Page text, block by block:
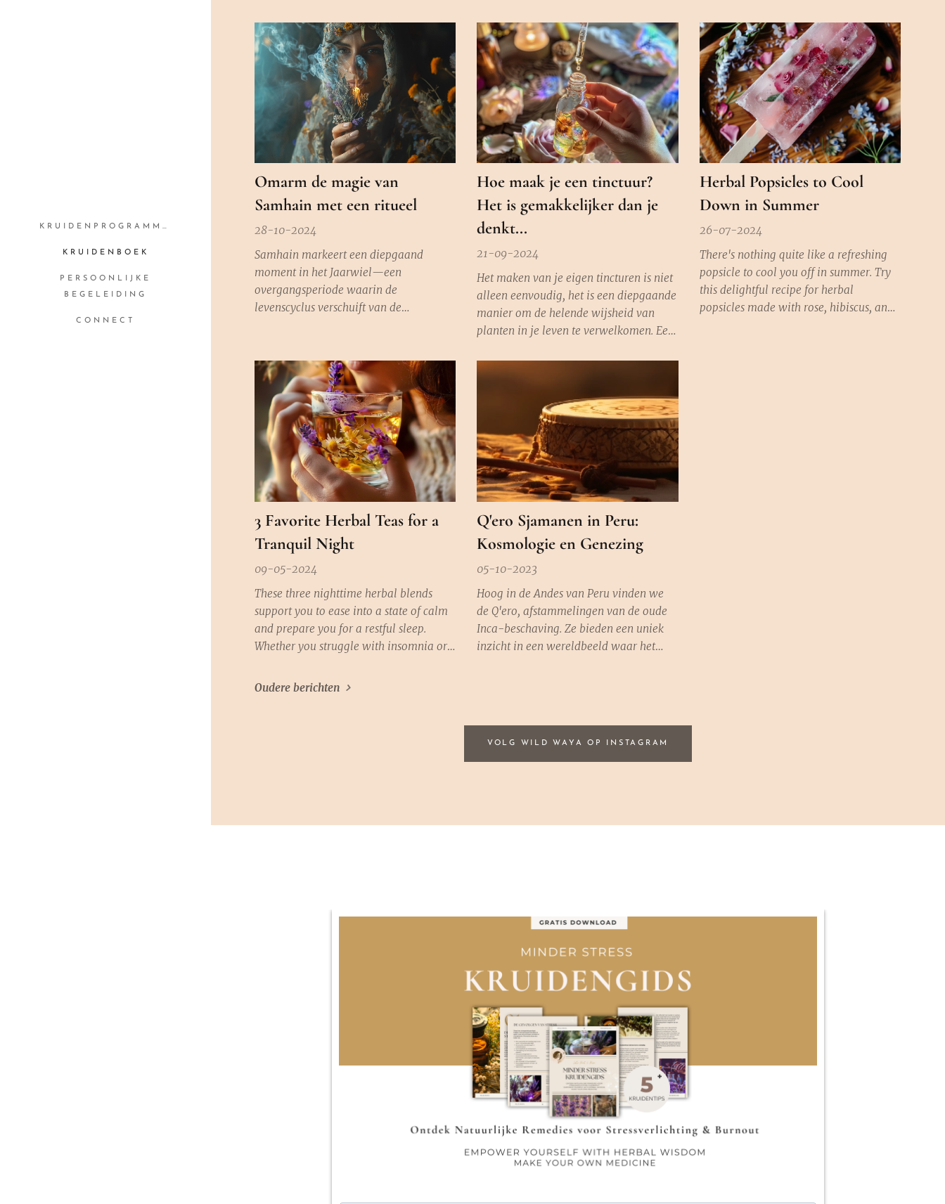
KRUIDENPROGRAMMA'S
KRUIDENBOEK
PERSOONLIJKE
BEGELEIDING
CONNECT
brandwonden, spijsverteringsproblemen
of menstruatiekrampen, het hebben van
een paar essentiële kruiden bij de hand
kan een wereld...
altijd weer opkomt. De nachten van Yule
beginnen op 20 december, de avond van
de Zonnewende, en strekken zich uit
over 12 heilige dagen...
vermoeidheid en zelfs chronische pijn.
Kruiden helpen om je zenuwstelsel meer
in harmonie te brengen. Ze activeren
niet alleen het zelfhelende vermogen
van je...
Omarm de magie van
Samhain met een ritueel
28-10-2024
Samhain markeert een diepgaand
moment in het Jaarwiel—een
overgangsperiode waarin de
levenscyclus verschuift van de
vieren als loslaten. Net zoals de bomen
hun kleurrijke bladeren laten vallen om
hun kale takken te onthullen, worden
ook wij uitgenodigd om los te laten...
Hoe maak je een tinctuur?
Het is gemakkelijker dan je
denkt...
21-09-2024
Het maken van je eigen tincturen is niet
alleen eenvoudig, het is een diepgaande
manier om de helende wijsheid van
planten in je leven te verwelkomen. Een
natuur, brengt haar essentie rechtstreeks
makkelijk te maken en kan je op vele
manieren ondersteunen in je welzijn.
Laten...
Herbal Popsicles to Cool
Down in Summer
26-07-2024
There's nothing quite like a refreshing
popsicle to cool you off in summer. Try
this delightful recipe for herbal
popsicles made with rose, hibiscus, and
3 Favorite Herbal Teas for a
Tranquil Night
09-05-2024
These three nighttime herbal blends
support you to ease into a state of calm
and prepare you for a restful sleep.
Whether you struggle with insomnia or
routine, these teas are perfect
Q'ero Sjamanen in Peru:
Kosmologie en Genezing
05-10-2023
Hoog in de Andes van Peru vinden we
de Q'ero, afstammelingen van de oude
Inca-beschaving. Ze bieden een uniek
inzicht in een wereldbeeld waar het
Oudere berichten
VOLG WILD WAYA OP INSTAGRAM